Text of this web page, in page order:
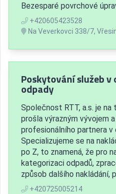
Bezesparé povrchové
+420605423528
Na Veverkovci 338/7,
Poskytování služeb
odpady
Společnost RTT, a.s. je
prošla výrazným vývojem
profesionálního partnera
Specializujeme se na
po Z, to znamená, že pro
kategorizaci odpadů,
způsob dalšího nakládání,
+420725005214